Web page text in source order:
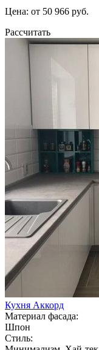
Цена: от 50 966 руб.
Рассчитать
Кухня Аккорд
Материал фасада:
Шпон
Стиль: